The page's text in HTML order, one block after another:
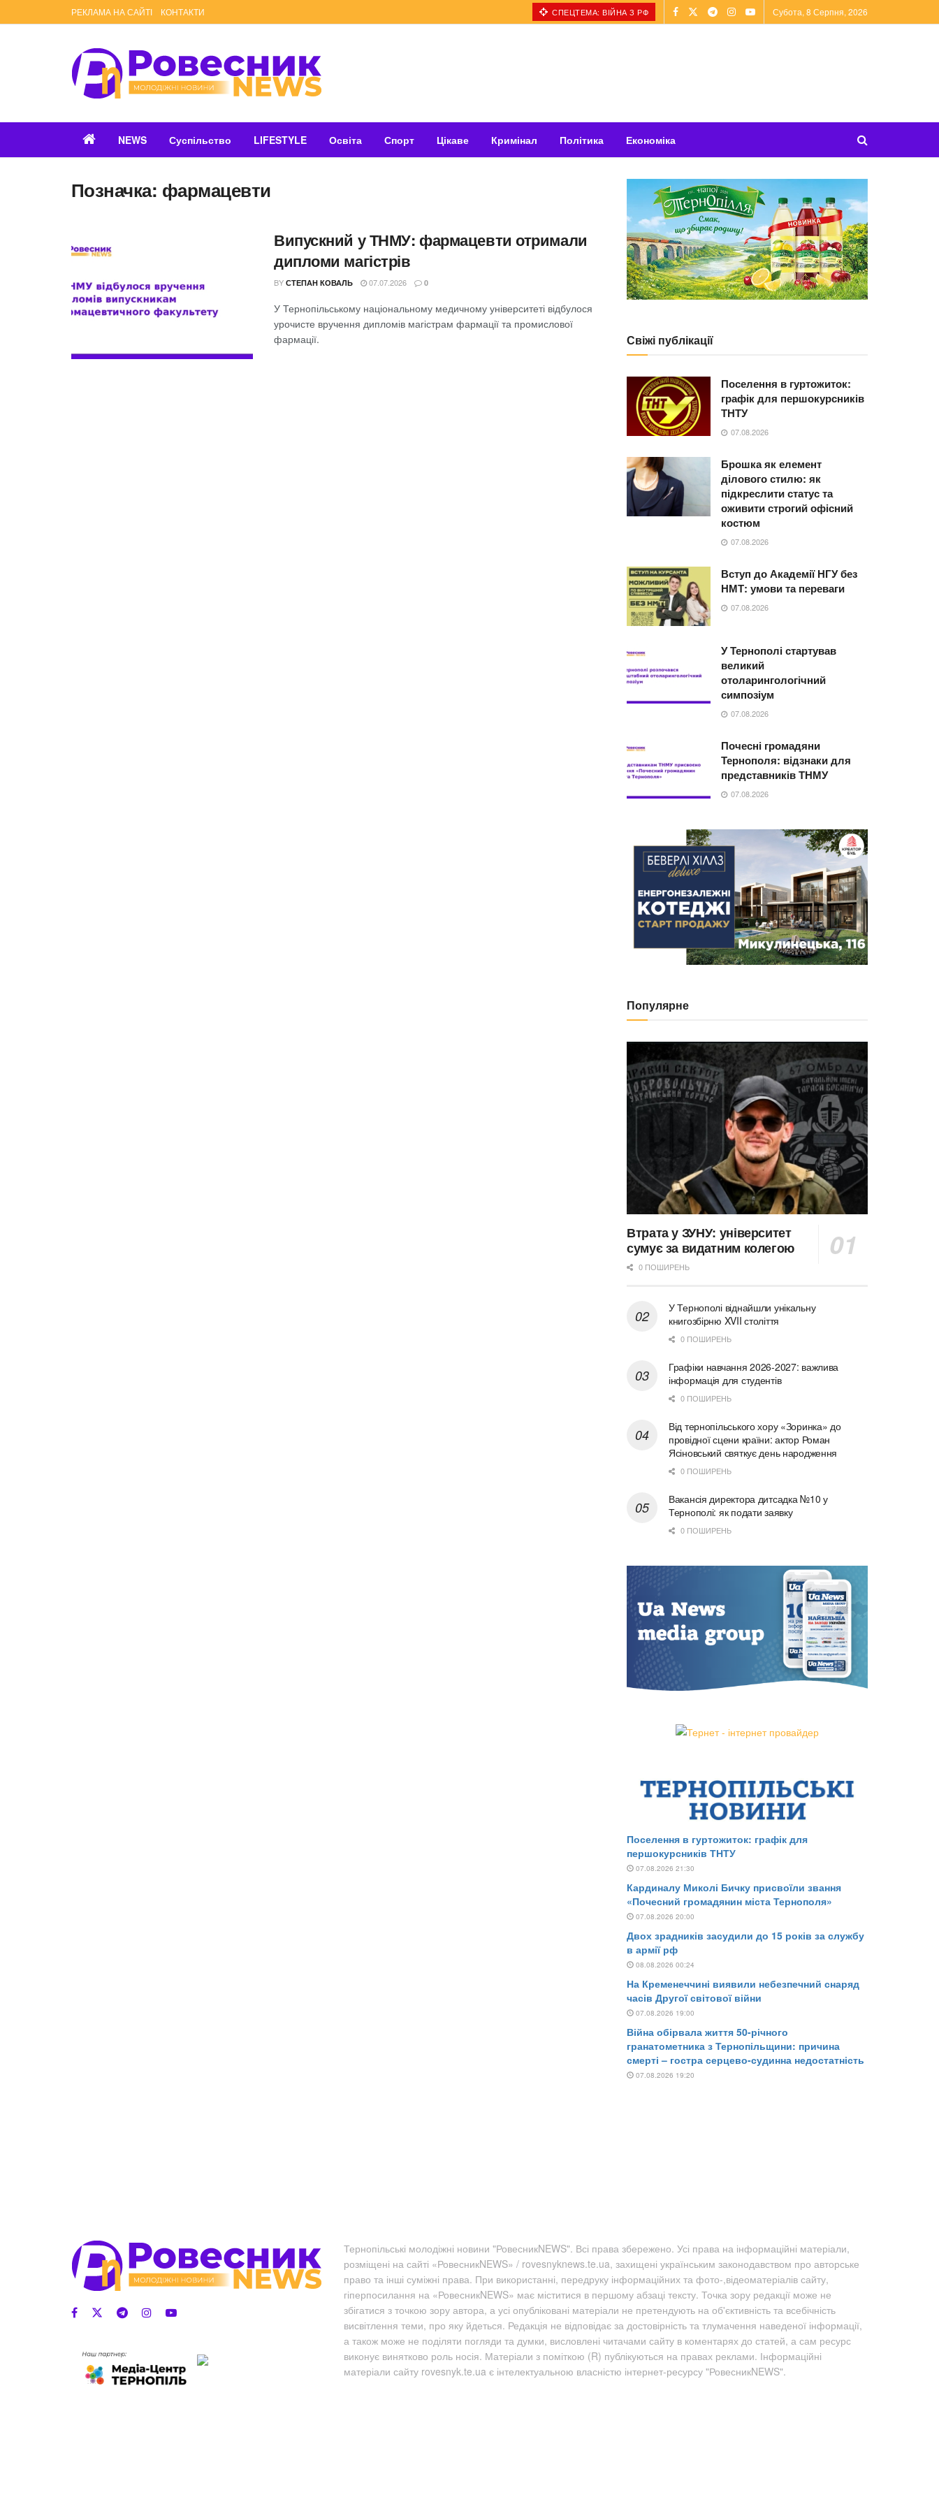
РЕКЛАМА НА САЙТІ КОНТАКТИ СПЕЦТЕМА: ВІЙНА З РФ Субота, 8 Серпня, 2026
NEWS Суспільство LIFESTYLE Освіта Спорт Цікаве Кримінал Політика Економіка
Позначка: фармацевти
Випускний у ТНМУ: фармацевти отримали
дипломи магістрів
BY СТЕПАН КОВАЛЬ 07.07.2026 0
У Тернопільському національному медичному університеті відбулося
урочисте вручення дипломів магістрам фармації та промислової
фармації.
Свіжі публікації
Поселення в гуртожиток:
графік для першокурсників
ТНТУ
07.08.2026
Брошка як елемент
ділового стилю: як
підкреслити статус та
оживити строгий офісний
костюм
07.08.2026
Вступ до Академії НГУ без
НМТ: умови та переваги
07.08.2026
У Тернополі стартував
великий
отоларингологічний
симпозіум
07.08.2026
Почесні громадяни
Тернополя: відзнаки для
представників ТНМУ
07.08.2026
Популярне
Втрата у ЗУНУ: університет
сумує за видатним колегою
0 ПОШИРЕНЬ
У Тернополі віднайшли унікальну
книгозбірню XVII століття
0 ПОШИРЕНЬ
Графіки навчання 2026-2027: важлива
інформація для студентів
0 ПОШИРЕНЬ
Від тернопільського хору «Зоринка» до
провідної сцени країни: актор Роман
Ясіновський святкує день народження
0 ПОШИРЕНЬ
Вакансія директора дитсадка №10 у
Тернополі: як подати заявку
0 ПОШИРЕНЬ
Тернопільські молодіжні новини "РовесникNEWS". Всі права збережено. Усі права на інформаційні матеріали,
розміщені на сайті «РовесникNEWS» / rovesnyknews.te.ua, захищені українським законодавством про авторське
право та інші суміжні права. При використанні, передруку інформаційних та фото-,відеоматеріалів сайту,
гіперпосилання на «РовесникNEWS» має міститися в першому абзаці тексту. Точка зору редакції може не
збігатися з точкою зору автора, а усі опубліковані матеріали не претендують на об'єктивність та всебічність
висвітлення теми, про яку йдеться. Редакція не відповідає за достовірність та тлумачення наведеної інформації,
а також може не поділяти погляди та думки, висловлені читачами сайту в коментарях до статей, а сам ресурс
виконує винятково роль носія. Матеріали з поміткою (R) публікуються на правах реклами. Інформаційні
матеріали сайту rovesnyk.te.ua є інтелектуальною власністю інтернет-ресурсу "РовесникNEWS".